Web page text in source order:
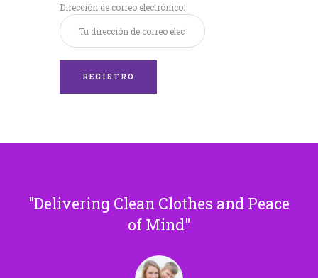
Dirección de correo electrónico:
Delivering Clean Clothes and Peace
of Mind